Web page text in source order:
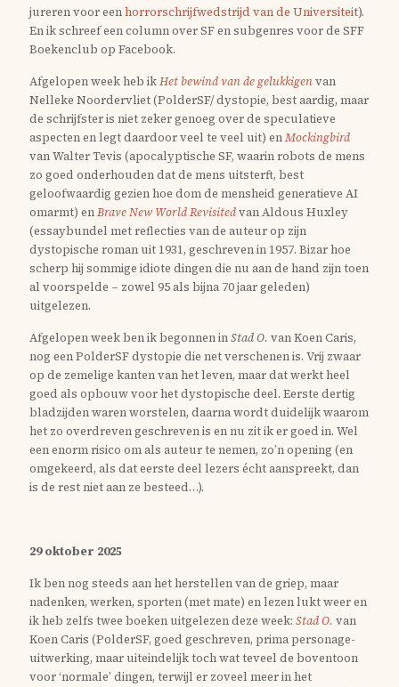
jureren voor eenhorrorschrijfwedstrijd van de Universiteit).
En ik schreef een column over SF en subgenres voor de SFF
Boekenclub op Facebook.
Afgelopen week heb ikHet bewind van de gelukkigenvan
Nelleke Noordervliet (PolderSF/ dystopie, best aardig, maar
de schrijfster is niet zeker genoeg over de speculatieve
aspecten en legt daardoor veel te veel uit) enMockingbird
van Walter Tevis (apocalyptische SF, waarin robots de mens
zo goed onderhouden dat de mens uitsterft, best
geloofwaardig gezien hoe dom de mensheid generatieve AI
omarmt) enBrave New World Revisitedvan Aldous Huxley
(essaybundel met reflecties van de auteur op zijn
dystopische roman uit 1931, geschreven in 1957. Bizar hoe
scherp hij sommige idiote dingen die nu aan de hand zijn toen
al voorspelde – zowel 95 als bijna 70 jaar geleden)
uitgelezen.
Afgelopen week ben ik begonnen inStad O. van Koen Caris,
nog een PolderSF dystopie die net verschenen is. Vrij zwaar
op de zemelige kanten van het leven, maar dat werkt heel
goed als opbouw voor het dystopische deel. Eerste dertig
bladzijden waren worstelen, daarna wordt duidelijk waarom
het zo overdreven geschreven is en nu zit ik er goed in. Wel
een enorm risico om als auteur te nemen, zo’n opening (en
omgekeerd, als dat eerste deel lezers écht aanspreekt, dan
is de rest niet aan ze besteed…).
29 oktober 2025
Ik ben nog steeds aan het herstellen van de griep, maar
nadenken, werken, sporten (met mate) en lezen lukt weer en
ik heb zelfs twee boeken uitgelezen deze week: Stad O. van
Koen Caris (PolderSF, goed geschreven, prima personage-
uitwerking, maar uiteindelijk toch wat teveel de boventoon
voor ‘normale’ dingen, terwijl er zoveel meer in het